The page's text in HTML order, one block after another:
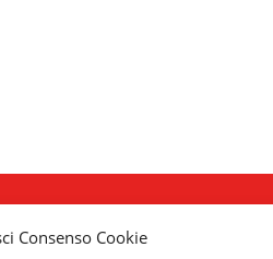
Consenso Cookie